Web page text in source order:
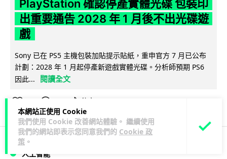
本網站正使用 Cookie
我們使用 Cookie 改善網站體驗。 繼續使用
我們的網站即表示您同意我們的 Cookie 政
策 。
PlayStation 確認停產實體光碟 包裝印
出重要通告 2028 年 1 月後不出光碟遊
戲
Sony 已在 PS5 主機包裝加貼提示貼紙，重申官方 7 月已公布
計劃：2028 年 1 月起停產新遊戲實體光碟。分析師預期 PS6
因此...
閱讀全文
分享
人工智能